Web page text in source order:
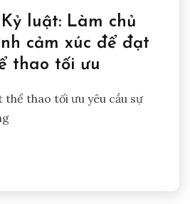
luật: Làm chủ
cảm xúc để đạt
thao tối ưu
thể thao tối ưu yêu cầu sự